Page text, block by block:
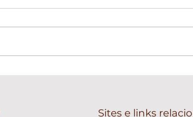
respeitar a história e liberar
Sites e links